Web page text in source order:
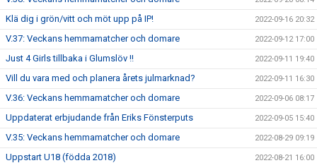
Klä dig i grön/vitt och möt upp på IP! 2022-09-16 20:32
V.37: Veckans hemmamatcher och domare 2022-09-12 17:00
Just 4 Girls tillbaka i Glumslöv !! 2022-09-11 19:40
Vill du vara med och planera årets julmarknad? 2022-09-11 16:30
V.36: Veckans hemmamatcher och domare 2022-09-06 08:17
Uppdaterat erbjudande från Eriks Fönsterputs 2022-09-05 15:40
V.35: Veckans hemmamatcher och domare 2022-08-29 09:19
Uppstart U18 (födda 2018) 2022-08-21 16:00